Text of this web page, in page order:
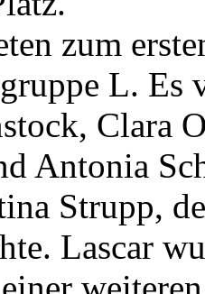
zum
L. Es
Clara
Antonia
Strupp,
Lascar